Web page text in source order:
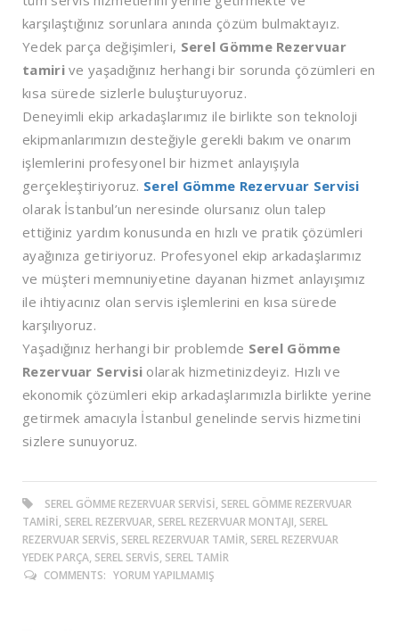
karşılaştığınız sorunlara anında çözüm bulmaktayız.
Yedek parça değişimleri, Serel Gömme Rezervuar
tamirive yaşadığınız herhangi bir sorunda çözümleri en
kısa sürede sizlerle buluşturuyoruz.
Deneyimli ekip arkadaşlarımız ile birlikte son teknoloji
ekipmanlarımızın desteğiyle gerekli bakım ve onarım
işlemlerini profesyonel bir hizmet anlayışıyla
gerçekleştiriyoruz. Serel Gömme Rezervuar Servisi
olarak İstanbul’un neresinde olursanız olun talep
ettiğiniz yardım konusunda en hızlı ve pratik çözümleri
ayağınıza getiriyoruz. Profesyonel ekip arkadaşlarımız
ve müşteri memnuniyetine dayanan hizmet anlayışımız
ile ihtiyacınız olan servis işlemlerini en kısa sürede
karşılıyoruz.
Yaşadığınız herhangi bir problemde Serel Gömme
Rezervuar Servisi olarak hizmetinizdeyiz. Hızlı ve
ekonomik çözümleri ekip arkadaşlarımızla birlikte yerine
getirmek amacıyla İstanbul genelinde servis hizmetini
sizlere sunuyoruz.
SEREL GÖMME REZERVUAR SERVISI, SEREL GÖMME REZERVUAR
TAMIRI, SEREL REZERVUAR, SEREL REZERVUAR MONTAJI, SEREL
REZERVUAR SERVIS, SEREL REZERVUAR TAMIR, SEREL REZERVUAR
YEDEK PARÇA, SEREL SERVIS, SEREL TAMIR
COMMENTS: YORUM YAPILMAMIŞ